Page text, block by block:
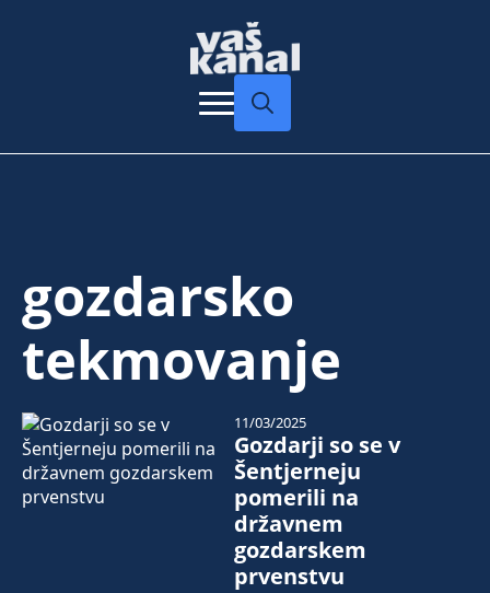
gozdarsko
tekmovanje
Gozdarji so se v
Šentjerneju
pomerili na
državnem
gozdarskem
prvenstvu
11/03/2025